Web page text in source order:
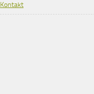
Kontakt